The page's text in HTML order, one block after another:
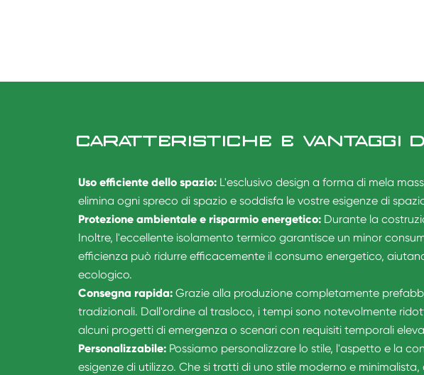
CARATTERISTICHE E VANTAGGI
Uso efficiente dello spazio: L'esclusivo design a forma di mela
elimina ogni spreco di spazio e soddisfa le vostre esigenze di
Protezione ambientale e risparmio energetico: Durante la
Inoltre, l'eccellente isolamento termico garantisce un minor
efficienza può ridurre efficacemente il consumo energetico,
ecologico.
Consegna rapida: Grazie alla produzione completamente
tradizionali. Dall'ordine al trasloco, i tempi sono notevolmente
alcuni progetti di emergenza o scenari con requisiti temporali
Personalizzabile: Possiamo personalizzare lo stile, l'aspetto e la
esigenze di utilizzo. Che si tratti di uno stile moderno e